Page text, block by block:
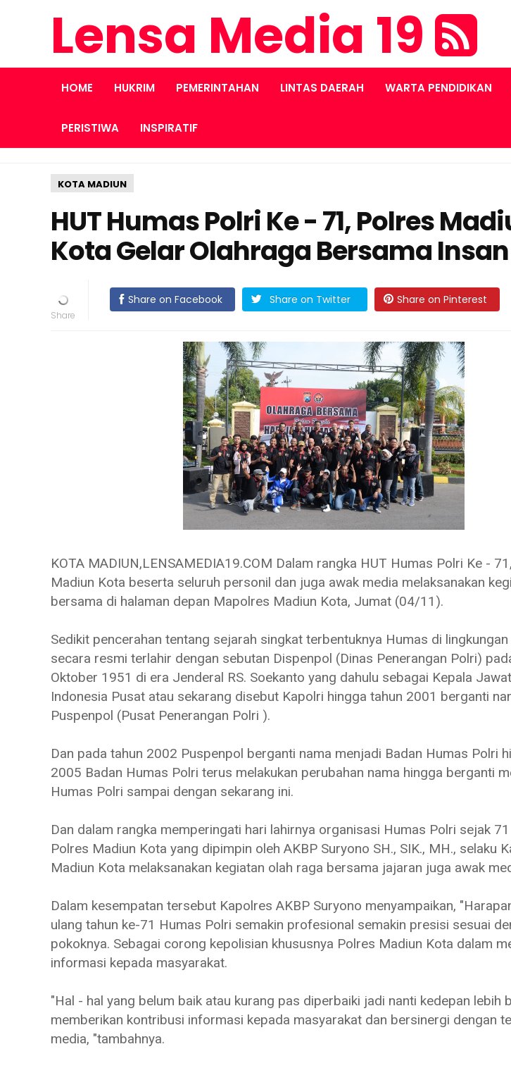
Lensa Media 19
HOME HUKRIM PEMERINTAHAN LINTAS DAERAH WARTA PENDIDIKAN
PERISTIWA INSPIRATIF
KOTA MADIUN
HUT Humas Polri Ke - 71, Polres
Kota Gelar Olahraga Bersama
Share on Facebook Share on Twitter Share on Pinterest
KOTA MADIUN,LENSAMEDIA19.COM Dalam rangka HUT Humas Polri Ke -
Madiun Kota beserta seluruh personil dan juga awak media melaksanakan
bersama di halaman depan Mapolres Madiun Kota, Jumat (04/11).
Sedikit pencerahan tentang sejarah singkat terbentuknya Humas di
secara resmi terlahir dengan sebutan Dispenpol (Dinas Penerangan Polri)
Oktober 1951 di era Jenderal RS. Soekanto yang dahulu sebagai Kepala
Indonesia Pusat atau sekarang disebut Kapolri hingga tahun 2001 berganti
Puspenpol (Pusat Penerangan Polri ).
Dan pada tahun 2002 Puspenpol berganti nama menjadi Badan Humas Polri
2005 Badan Humas Polri terus melakukan perubahan nama hingga berganti
Humas Polri sampai dengan sekarang ini.
Dan dalam rangka memperingati hari lahirnya organisasi Humas Polri sejak
Polres Madiun Kota yang dipimpin oleh AKBP Suryono SH., SIK., MH., selaku
Madiun Kota melaksanakan kegiatan olah raga bersama jajaran juga awak
Dalam kesempatan tersebut Kapolres AKBP Suryono menyampaikan,
ulang tahun ke-71 Humas Polri semakin profesional semakin presisi sesuai
pokoknya. Sebagai corong kepolisian khususnya Polres Madiun Kota dalam
informasi kepada masyarakat.
"Hal - hal yang belum baik atau kurang pas diperbaiki jadi nanti kedepan lebih
memberikan kontribusi informasi kepada masyarakat dan bersinergi dengan
media, "tambahnya.